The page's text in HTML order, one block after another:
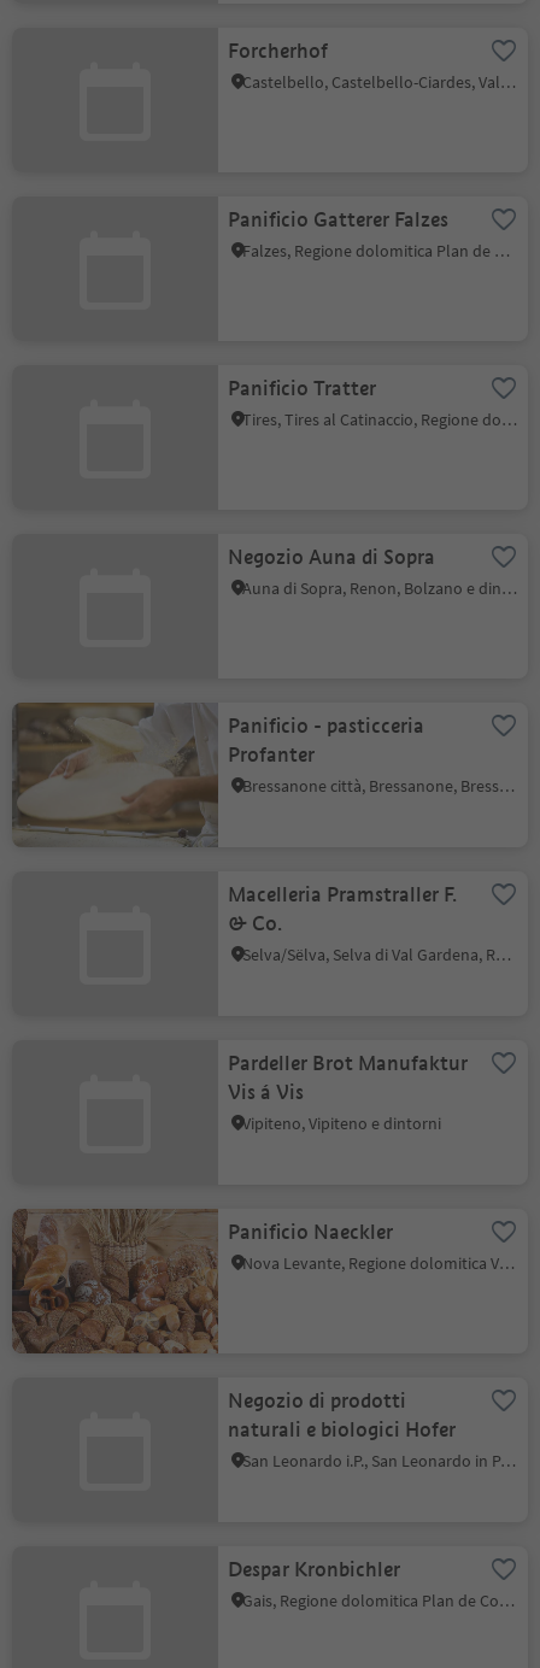
Forcherhof
Castelbello, Castelbello-Ciardes, Val Venosta
Panificio Gatterer Falzes
Falzes, Regione dolomitica Plan de Corones
Panificio Tratter
Tires, Tires al Catinaccio, Regione dolomitica Alpe di Siusi
Negozio Auna di Sopra
Auna di Sopra, Renon, Bolzano e dintorni
Panificio - pasticceria
Profanter
Bressanone città, Bressanone, Bressanone e dintorni
Macelleria Pramstraller F.
& Co.
Selva/Sëlva, Selva di Val Gardena, Regione dolomitica Val Gardena
Pardeller Brot Manufaktur
Vis á Vis
Vipiteno, Vipiteno e dintorni
Panificio Naeckler
Nova Levante, Regione dolomitica Val d'Ega
Negozio di prodotti
naturali e biologici Hofer
San Leonardo i.P., San Leonardo in Passiria, Merano e dintorni
Despar Kronbichler
Gais, Regione dolomitica Plan de Corones